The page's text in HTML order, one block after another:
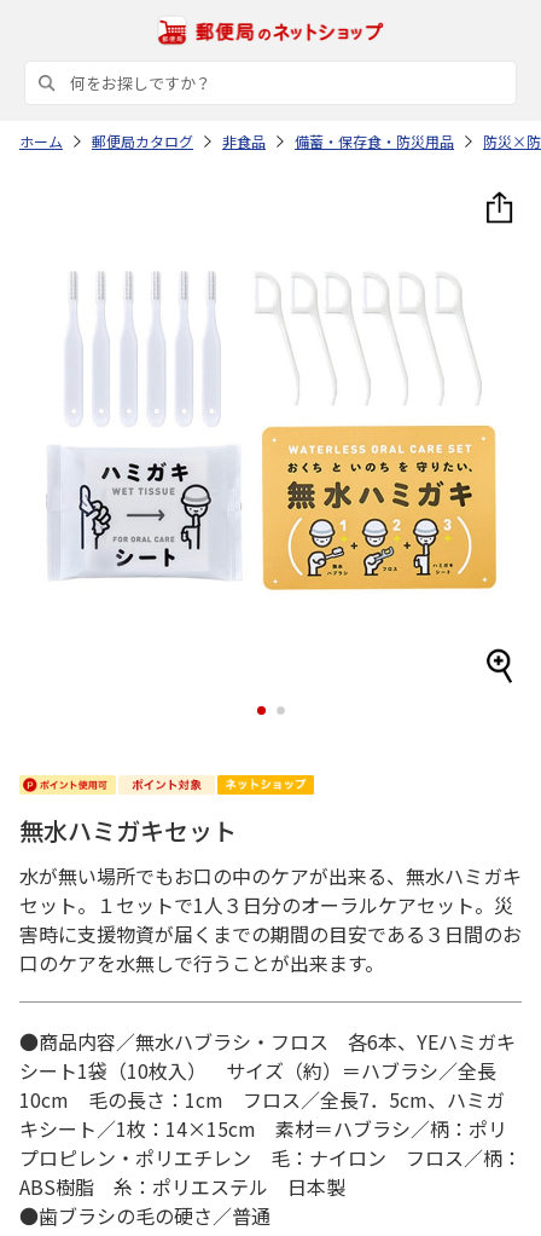
ホーム 郵便局カタログ 非食品 備蓄・保存食・防災用品 防災×防
1 2
無水ハミガキセット
水が無い場所でもお口の中のケアが出来る、無水ハミガキ
セット。１セットで1人３日分のオーラルケアセット。災
害時に支援物資が届くまでの期間の目安である３日間のお
口のケアを水無しで行うことが出来ます。
●商品内容／無水ハブラシ・フロス 各6本、YEハミガキ
シート1袋（10枚入） サイズ（約）＝ハブラシ／全長
10cm 毛の長さ：1cm フロス／全長7．5cm、ハミガ
キシート／1枚：14×15cm 素材＝ハブラシ／柄：ポリ
プロピレン・ポリエチレン 毛：ナイロン フロス／柄：
ABS樹脂 糸：ポリエステル 日本製
●歯ブラシの毛の硬さ／普通